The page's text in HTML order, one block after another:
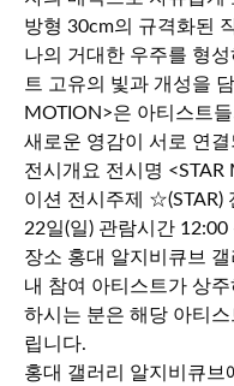
홍대 갤러리 알지비큐브